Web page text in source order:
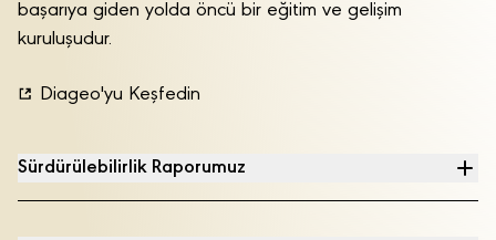
başarıya giden yolda öncü bir eğitim ve gelişim
kuruluşudur.
Diageo'yu Keşfedin
Sürdürülebilirlik Raporumuz